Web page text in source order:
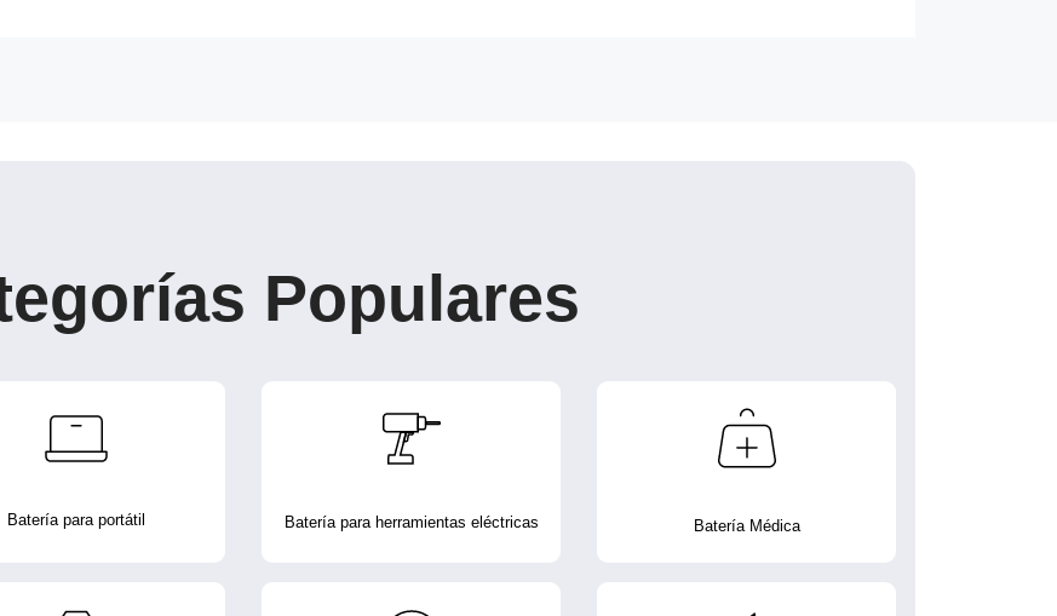
Populares
Batería para portátil Batería para herramientas eléctricas Batería Médica